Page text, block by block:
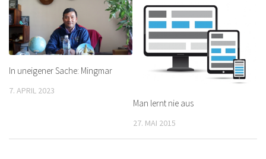
In uneigener Sache: Mingmar
7. APRIL 2023
Man lernt nie aus
27. MAI 2015